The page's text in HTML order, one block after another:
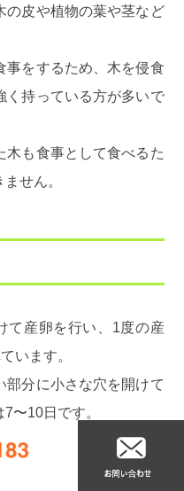
の皮や植物の葉や茎など
事をするため、木を侵食
く持っている方が多いで
木も食事として食べるた
せん。
て産卵を行い、1度の産
います。
部分に小さな穴を開けて
〜10日です。
一年ほど暮らし、翌年の
空けて出てきます。